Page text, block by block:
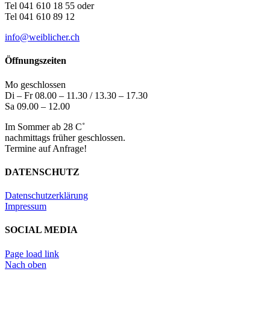
Tel 041 610 18 55 oder
Tel 041 610 89 12
info@weiblicher.ch
Öffnungszeiten
Mo geschlossen
Di – Fr 08.00 – 11.30 / 13.30 – 17.30
Sa 09.00 – 12.00
Im Sommer ab 28 C˚
nachmittags früher geschlossen.
Termine auf Anfrage!
DATENSCHUTZ
Datenschutzerklärung
Impressum
SOCIAL MEDIA
Page load link
Nach oben